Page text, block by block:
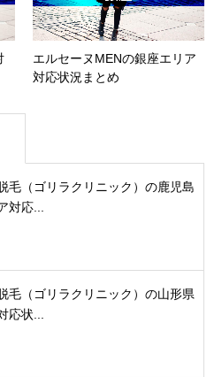
エルセーヌMENの銀座エリア
対応状況まとめ
毛（ゴリラクリニック）の鹿児島
対応...
毛（ゴリラクリニック）の山形県
応状...